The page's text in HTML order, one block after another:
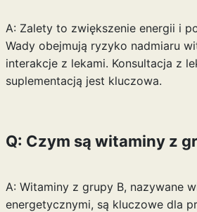
A: Zalety to zwiększenie energii i
Wady obejmują ryzyko nadmiaru
interakcje z lekami. Konsultacja z
suplementacją jest kluczowa.
Q: Czym są witaminy z
A: Witaminy z grupy B, nazywane
energetycznymi, są kluczowe dla